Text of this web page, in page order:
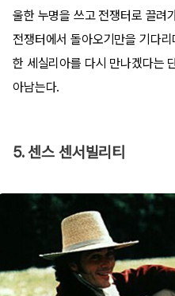
울한 누명을 쓰고 전쟁터로 끌려
전쟁터에서 돌아오기만을 기다
한 세실리아를 다시 만나겠다는
아남는다.
5. 센스 센서빌리티